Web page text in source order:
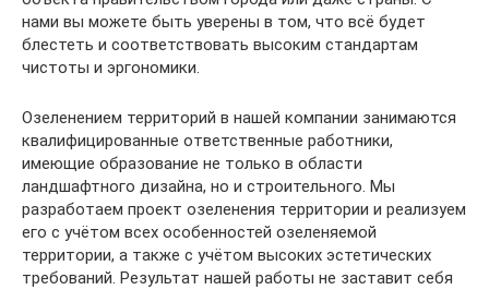
нами вы можете быть уверены в том, что всё будет
блестеть и соответствовать высоким стандартам
чистоты и эргономики.
Озеленением территорий в нашей компании занимаются
квалифицированные ответственные работники,
имеющие образование не только в области
ландшафтного дизайна, но и строительного. Мы
разработаем проект озеленения территории и реализуем
его с учётом всех особенностей озеленяемой
территории, а также с учётом высоких эстетических
требований. Результат нашей работы не заставит себя